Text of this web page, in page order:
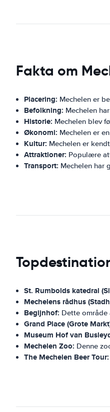
Fakta om
Placering: Mechelen er
Befolkning: Mechelen
Historie: Mechelen blev
Økonomi: Mechelen er
Kultur: Mechelen er
Attraktioner: Populære
Transport: Mechelen har
St. Rumbolds katedral
Mechelens rådhus
Begijnhof: Dette område
Grand Place (Grote
Museum Hof ​​van
Mechelen Zoo: Denne
The Mechelen Beer Tour: